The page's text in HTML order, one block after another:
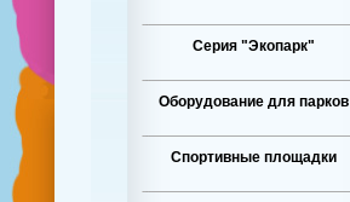
Серия "Экопарк"
Оборудование для парков
Спортивные площадки